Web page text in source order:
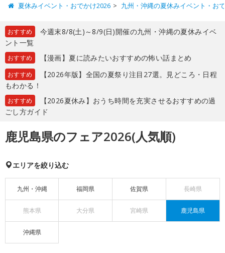
夏休みイベント・おでかけ2026 九州・沖縄の夏休みイベント・お
おすすめ
今週末8/8(土)～8/9(日)開催の九州・沖縄の夏休みイベ
ント一覧
おすすめ 【漫画】夏に読みたいおすすめの怖い話まとめ
おすすめ
【2026年版】全国の夏祭り注目27選。見どころ・日程
もわかる！
おすすめ
【2026夏休み】おうち時間を充実させるおすすめの過
ごし方ガイド
鹿児島県のフェア2026(人気順)
エリアを絞り込む
九州・沖縄 福岡県 佐賀県 長崎県
熊本県 大分県 宮崎県 鹿児島県
沖縄県